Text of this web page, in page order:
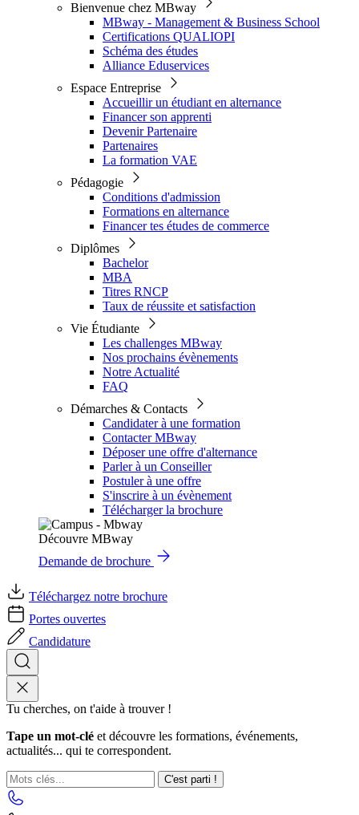
Bienvenue chez MBway
MBway - Management & Business School
Certifications QUALIOPI
Schéma des études
Alliance Eduservices
Espace Entreprise
Accueillir un étudiant en alternance
Financer son apprenti
Devenir Partenaire
Partenaires
La formation VAE
Pédagogie
Conditions d'admission
Formations en alternance
Financer tes études de commerce
Diplômes
Bachelor
MBA
Titres RNCP
Taux de réussite et satisfaction
Vie Étudiante
Les challenges MBway
Nos prochains évènements
Notre Actualité
FAQ
Démarches & Contacts
Candidater à une formation
Contacter MBway
Déposer une offre d'alternance
Parler à un Conseiller
Postuler à une offre
S'inscrire à un évènement
Télécharger la brochure
Découvre MBway
Demande de brochure
Téléchargez notre brochure
Portes ouvertes
Candidature
Tu cherches, on t'aide à trouver !
Tape un mot-clé et découvre les formations, événements,
actualités... qui te correspondent.
C'est parti !